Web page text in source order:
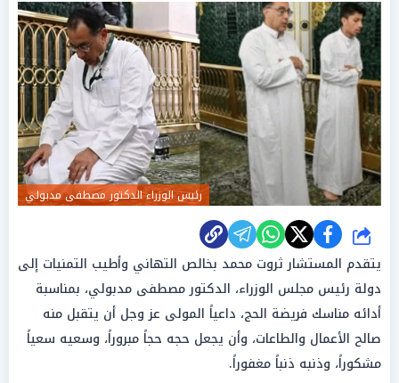
رئيس الوزراء الدكتور مصطفى مدبولي
شارك
يتقدم المستشار ثروت محمد بخالص التهاني وأطيب التمنيات إلى
دولة رئيس مجلس الوزراء، الدكتور مصطفى مدبولي، بمناسبة
أدائه مناسك فريضة الحج، داعياً المولى عز وجل أن يتقبل منه
صالح الأعمال والطاعات، وأن يجعل حجه حجاً مبروراً، وسعيه سعياً
مشكوراً، وذنبه ذنباً مغفوراً.